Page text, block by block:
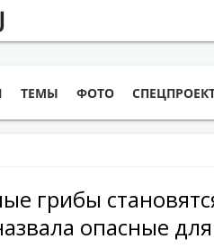
ТЕМЫ ФОТО
грибы
опасные